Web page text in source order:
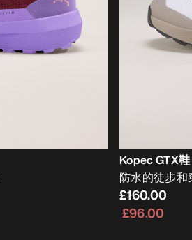
Kopec GTX
防水的徒步和
£160.00
£96.00